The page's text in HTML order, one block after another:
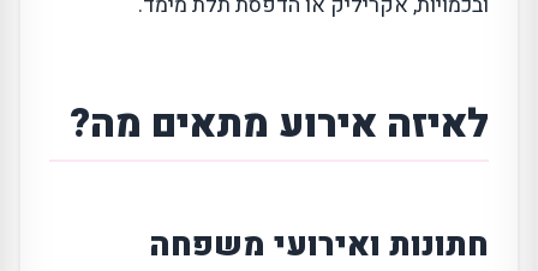
לאיזה אירוע מתאים מה?
חתונות ואירועי משפחה